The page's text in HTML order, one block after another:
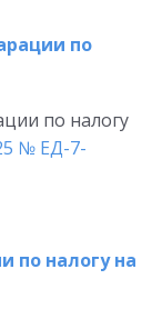
по
по налогу
№ ЕД-7-
по налогу на